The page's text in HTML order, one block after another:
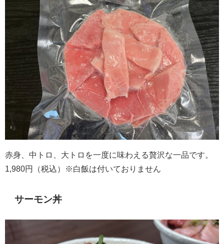
赤身、中トロ、大トロを一度に味わえる贅沢な一品です。
1,980円（税込）※白飯は付いておりません
サーモン丼